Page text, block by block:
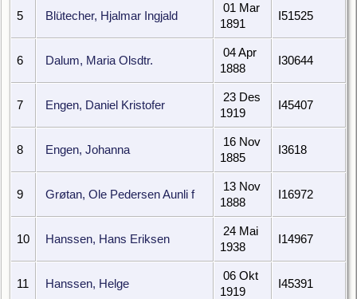
5 Blütecher, Hjalmar Ingjald
01 Mar
1891
I51525
6 Dalum, Maria Olsdtr.
04 Apr
1888
I30644
7 Engen, Daniel Kristofer
23 Des
1919
I45407
8 Engen, Johanna
16 Nov
1885
I3618
9 Grøtan, Ole Pedersen Aunli f
13 Nov
1888
I16972
10 Hanssen, Hans Eriksen
24 Mai
1938
I14967
11 Hanssen, Helge
06 Okt
1919
I45391